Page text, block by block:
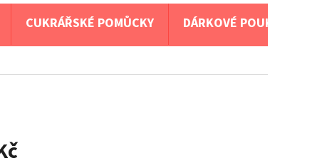
CUKRÁŘSKÉ POMŮCKY DÁRKOVÉ POUKAZY